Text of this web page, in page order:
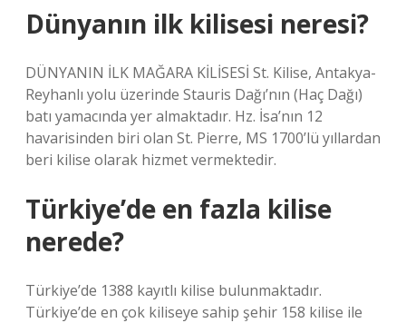
Dünyanın ilk kilisesi neresi?
DÜNYANIN İLK MAĞARA KİLİSESİ St. Kilise, Antakya-
Reyhanlı yolu üzerinde Stauris Dağı’nın (Haç Dağı)
batı yamacında yer almaktadır. Hz. İsa’nın 12
havarisinden biri olan St. Pierre, MS 1700’lü yıllardan
beri kilise olarak hizmet vermektedir.
Türkiye’de en fazla kilise
nerede?
Türkiye’de 1388 kayıtlı kilise bulunmaktadır.
Türkiye’de en çok kiliseye sahip şehir 158 kilise ile